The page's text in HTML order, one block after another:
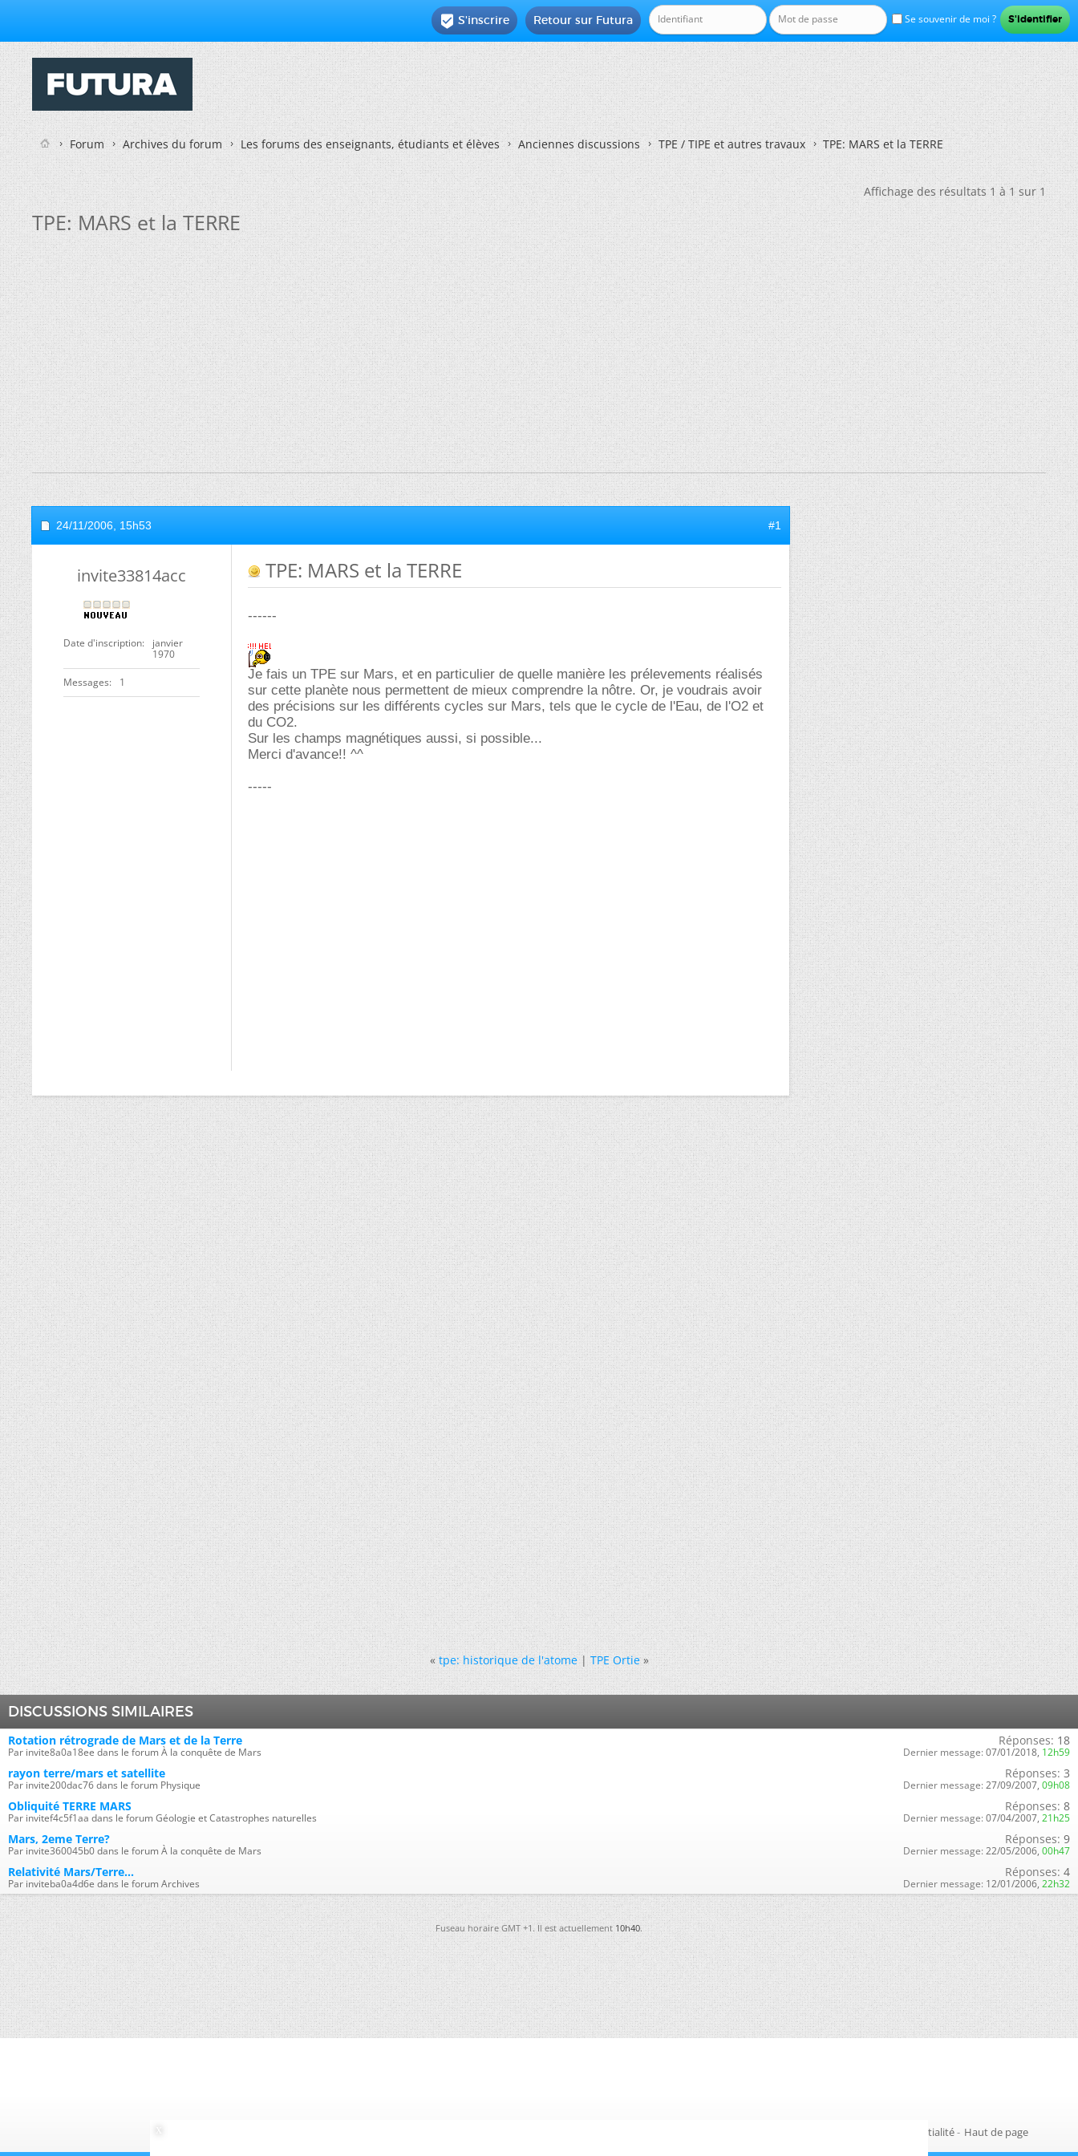
Se souvenir de moi ?
Retour sur Futura
 S'inscrire
Forum Archives du forum Les forums des enseignants, étudiants et élèves Anciennes discussions TPE / TIPE et autres travaux TPE: MARS et la TERRE
Affichage des résultats 1 à 1 sur 1
TPE: MARS et la TERRE
24/11/2006, 15h53 #1
invite33814acc
Date d'inscription
janvier
1970
Messages 1
TPE: MARS et la TERRE
------
Je fais un TPE sur Mars, et en particulier de quelle manière les prélevements réalisés
sur cette planète nous permettent de mieux comprendre la nôtre. Or, je voudrais avoir
des précisions sur les différents cycles sur Mars, tels que le cycle de l'Eau, de l'O2 et
du CO2.
Sur les champs magnétiques aussi, si possible...
Merci d'avance!! ^^
-----
« tpe: historique de l'atome|TPE Ortie »
DISCUSSIONS SIMILAIRES
Rotation rétrograde de Mars et de la Terre
Par invite8a0a18ee dans le forum À la conquête de Mars
Réponses: 18
Dernier message: 07/01/2018, 12h59
rayon terre/mars et satellite
Par invite200dac76 dans le forum Physique
Réponses: 3
Dernier message: 27/09/2007, 09h08
Obliquité TERRE MARS
Par invitef4c5f1aa dans le forum Géologie et Catastrophes naturelles
Réponses: 8
Dernier message: 07/04/2007, 21h25
Mars, 2eme Terre?
Par invite360045b0 dans le forum À la conquête de Mars
Réponses: 9
Dernier message: 22/05/2006, 00h47
Relativité Mars/Terre...
Par inviteba0a4d6e dans le forum Archives
Réponses: 4
Dernier message: 12/01/2006, 22h32
Fuseau horaire GMT +1. Il est actuellement10h40.
Politique de confidentialité- Haut de page